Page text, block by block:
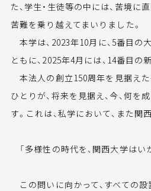
た、学生・生徒等の中には、苦境
苦難を乗り越えてまいりました。
本学は、2023年10月に、5番目の
ともに、2025年4月には、14番目
本法人の創立150周年を見据えた
ひとりが、将来を見据え、今、何
す。これは、私学において、また
「多様性の時代を、関西大学はい
この問いに向かって、すべての